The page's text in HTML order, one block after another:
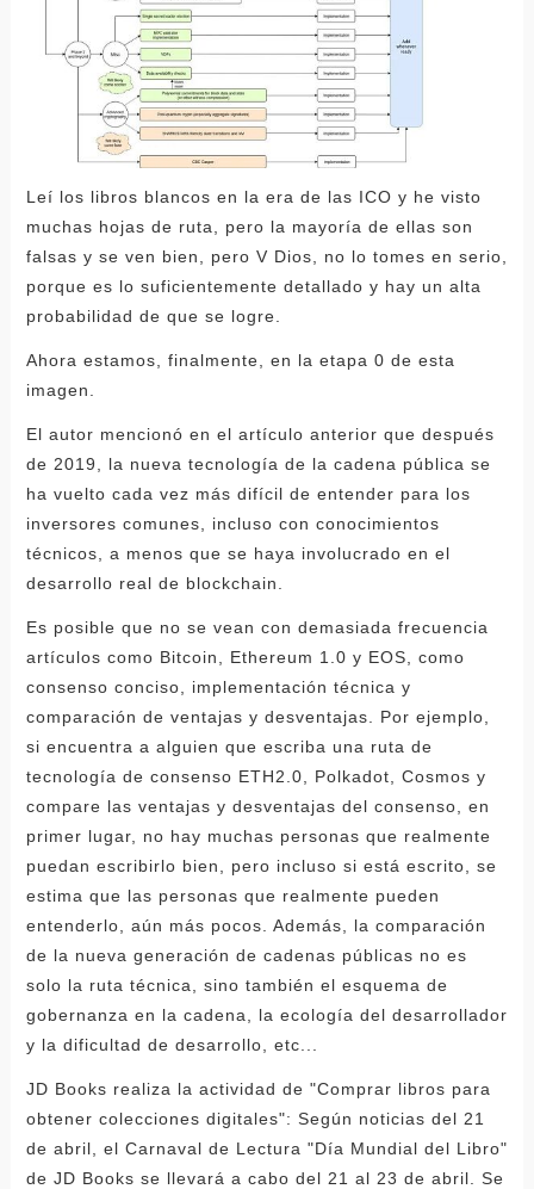
Leí los libros blancos en la era de las ICO y he visto
muchas hojas de ruta, pero la mayoría de ellas son
falsas y se ven bien, pero V Dios, no lo tomes en serio,
porque es lo suficientemente detallado y hay un alta
probabilidad de que se logre.
Ahora estamos, finalmente, en la etapa 0 de esta
imagen.
El autor mencionó en el artículo anterior que después
de 2019, la nueva tecnología de la cadena pública se
ha vuelto cada vez más difícil de entender para los
inversores comunes, incluso con conocimientos
técnicos, a menos que se haya involucrado en el
desarrollo real de blockchain.
Es posible que no se vean con demasiada frecuencia
artículos como Bitcoin, Ethereum 1.0 y EOS, como
consenso conciso, implementación técnica y
comparación de ventajas y desventajas. Por ejemplo,
si encuentra a alguien que escriba una ruta de
tecnología de consenso ETH2.0, Polkadot, Cosmos y
compare las ventajas y desventajas del consenso, en
primer lugar, no hay muchas personas que realmente
puedan escribirlo bien, pero incluso si está escrito, se
estima que las personas que realmente pueden
entenderlo, aún más pocos. Además, la comparación
de la nueva generación de cadenas públicas no es
solo la ruta técnica, sino también el esquema de
gobernanza en la cadena, la ecología del desarrollador
y la dificultad de desarrollo, etc...
JD Books realiza la actividad de "Comprar libros para
obtener colecciones digitales": Según noticias del 21
de abril, el Carnaval de Lectura "Día Mundial del Libro"
de JD Books se llevará a cabo del 21 al 23 de abril. Se